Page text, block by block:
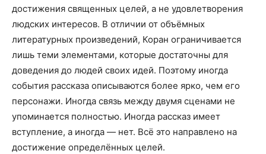
достижения священных целей, а не удовлетворения
людских интересов. В отличии от объёмных
литературных произведений, Коран ограничивается
лишь теми элементами, которые достаточны для
доведения до людей своих идей. Поэтому иногда
события рассказа описываются более ярко, чем его
персонажи. Иногда связь между двумя сценами не
упоминается полностью. Иногда рассказ имеет
вступление, а иногда — нет. Всё это направлено на
достижение определённых целей.